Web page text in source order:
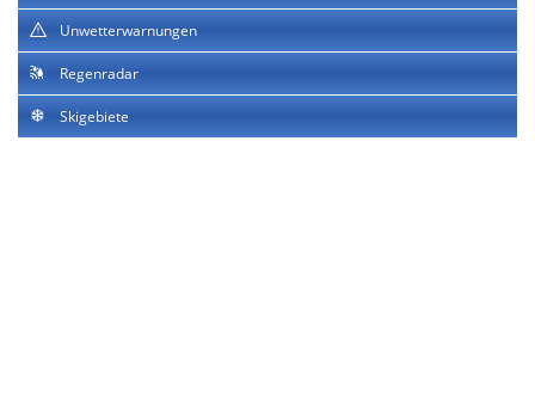
Unwetterwarnungen
Regenradar
Skigebiete